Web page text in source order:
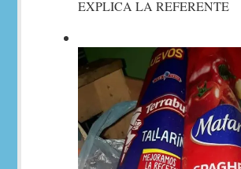
EXPLICA LA REFERENTE